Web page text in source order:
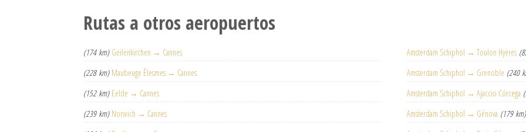
Rutas a otros aeropuertos
(174 km) Geilenkirchen → Cannes
(228 km) Maubeuge Élesmes → Cannes
(152 km) Eelde → Cannes
(239 km) Norwich → Cannes
Amsterdam Schiphol → Toulon Hyères
Amsterdam Schiphol → Grenoble (240
Amsterdam Schiphol → Ajaccio Córcega
Amsterdam Schiphol → Génova (179 km)